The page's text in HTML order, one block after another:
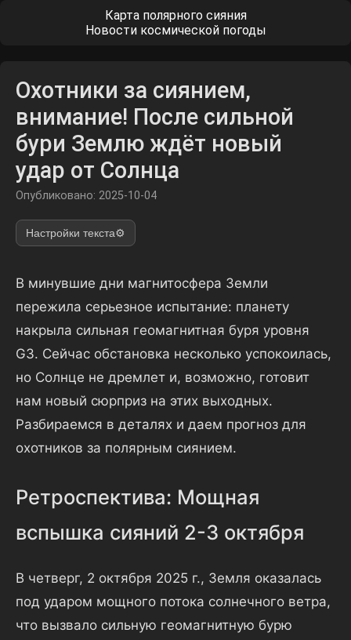
Карта полярного сияния
Новости космической погоды
Охотники за сиянием,
внимание! После сильной
бури Землю ждёт новый
удар от Солнца
Опубликовано: 2025-10-04
Настройки текста⚙️
В минувшие дни магнитосфера Земли
пережила серьезное испытание: планету
накрыла сильная геомагнитная буря уровня
G3. Сейчас обстановка несколько успокоилась,
но Солнце не дремлет и, возможно, готовит
нам новый сюрприз на этих выходных.
Разбираемся в деталях и даем прогноз для
охотников за полярным сиянием.
Ретроспектива: Мощная
вспышка сияний 2-3 октября
В четверг, 2 октября 2025 г., Земля оказалась
под ударом мощного потока солнечного ветра,
что вызвало сильную геомагнитную бурю